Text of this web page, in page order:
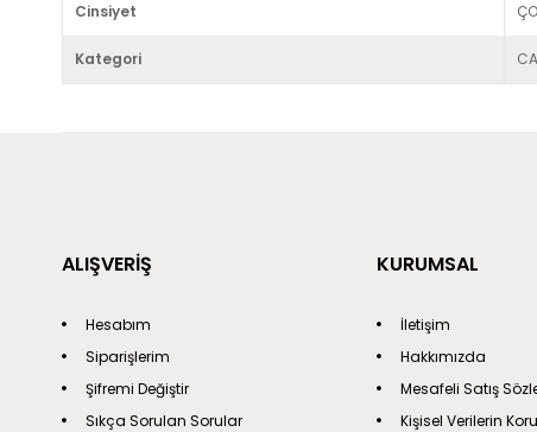
Cinsiyet
Kategori
ALIŞVERİŞ
Hesabım
Siparişlerim
Şifremi Değiştir
Sıkça Sorulan Sorular
KURUMSAL
İletişim
Hakkımızda
Mesafeli Satış
Kişisel Verilerin